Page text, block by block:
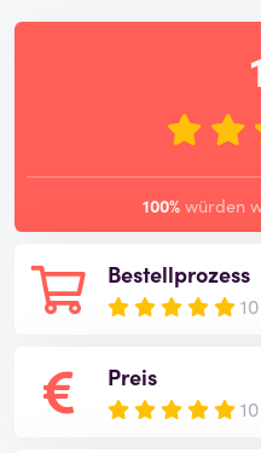
Bestellprozess
10
Preis
10
100% würden